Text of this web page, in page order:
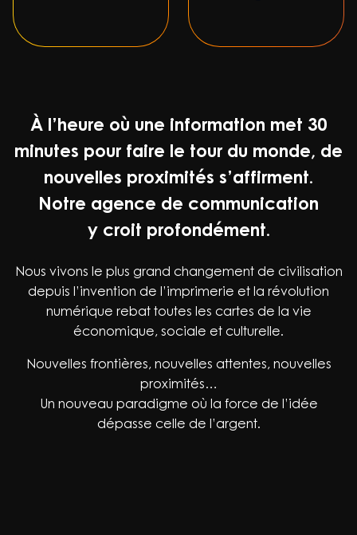
À l’heure où une information met 30
minutes pour faire le tour du monde, de
nouvelles proximités s’affirment.
Notre agence de communication
y croit profondément.
Nous vivons le plus grand changement de civilisation
depuis l’invention de l’imprimerie et la révolution
numérique rebat toutes les cartes de la vie
économique, sociale et culturelle.
Nouvelles frontières, nouvelles attentes, nouvelles
proximités…
Un nouveau paradigme où la force de l’idée
dépasse celle de l’argent.